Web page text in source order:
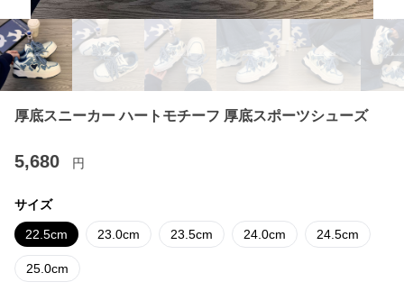
厚底スニーカー ハートモチーフ 厚底スポーツシューズ
5,680 円
サイズ
22.5cm 23.0cm 23.5cm 24.0cm 24.5cm
25.0cm